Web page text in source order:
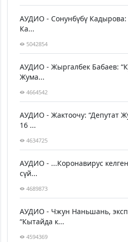
АУДИО - Сонунбүбү Кадырова:
Ка...
5042854
АУДИО - Жыргалбек Бабаев:
Жума...
4664542
АУДИО - Жактоочу: “Депутат
16 ...
4634725
АУДИО - ...Коронавирус
сүй...
4689873
АУДИО - Чжун Наньшань,
“Кытайда к...
4594369